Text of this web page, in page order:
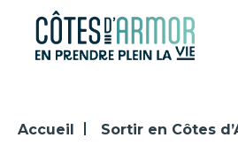
Panneau de gestion des cookies
Accueil Sortir en Côtes